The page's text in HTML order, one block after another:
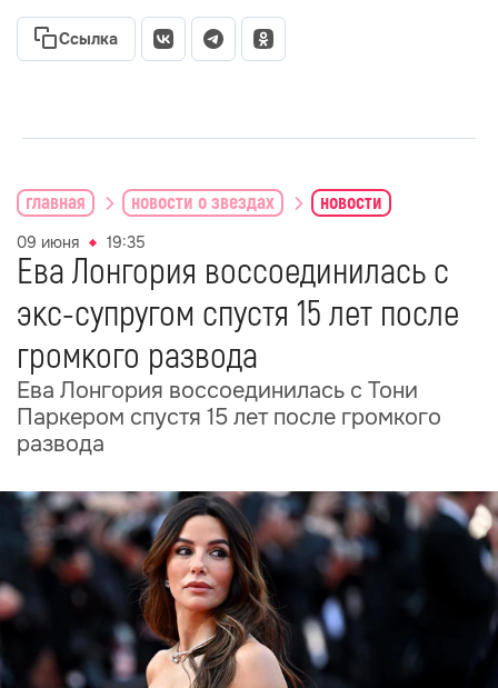
Ссылка
главная новости о звездах новости
09 июня 19:35
Ева Лонгория воссоединилась с
экс-супругом спустя 15 лет после
громкого развода
Ева Лонгория воссоединилась с Тони
Паркером спустя 15 лет после громкого
развода